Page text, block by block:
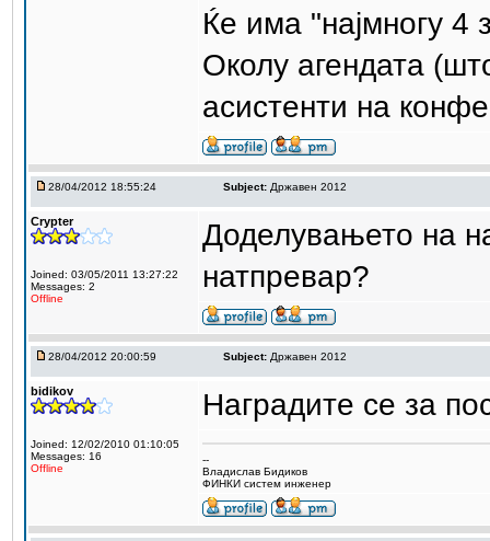
Ќе има "најмногу 4
Околу агендата
асистенти на
28/04/2012 18:55:24 Subject: Државен 2012
Crypter
Joined: 03/05/2011 13:27:22
Messages: 2
Offline
Доделувањето на
натпревар?
28/04/2012 20:00:59 Subject: Државен 2012
bidikov
Joined: 12/02/2010 01:10:05
Messages: 16
Offline
Наградите се за
--
Владислав Бидиков
ФИНКИ систем инженер